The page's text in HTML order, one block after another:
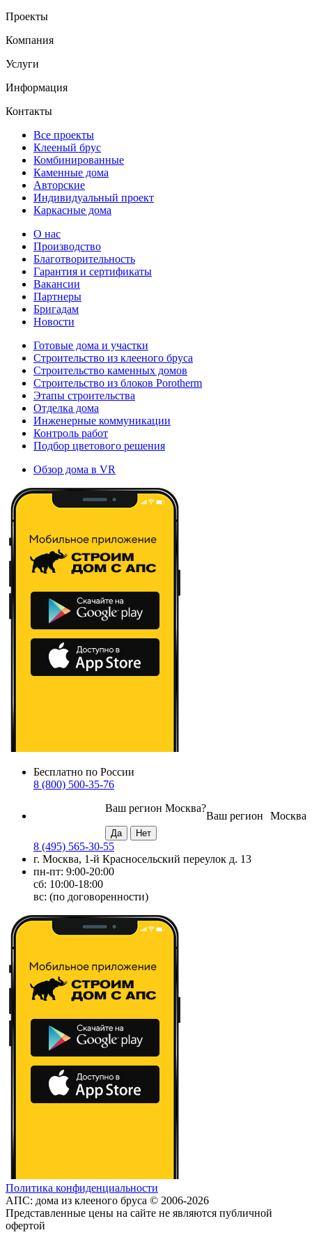
Проекты
Компания
Услуги
Информация
Контакты
Все проекты
Клееный брус
Комбинированные
Каменные дома
Авторские
Индивидуальный проект
Каркасные дома
О нас
Производство
Благотворительность
Гарантия и сертификаты
Вакансии
Партнеры
Бригадам
Новости
Готовые дома и участки
Строительство из клееного бруса
Строительство каменных домов
Строительство из блоков Porotherm
Этапы строительства
Отделка дома
Инженерные коммуникации
Контроль работ
Подбор цветового решения
Обзор дома в VR
Бесплатно по России
8 (800) 500-35-76
Москва
Ваш регион
Ваш регион Москва?
8 (495) 565-30-55
г. Москва, 1-й Красносельский переулок д. 13
пн-пт: 9:00-20:00
сб: 10:00-18:00
вс: (по договоренности)
Политика конфиденциальности
АПС: дома из клееного бруса © 2006-2026
Представленные цены на сайте не являются публичной
офертой